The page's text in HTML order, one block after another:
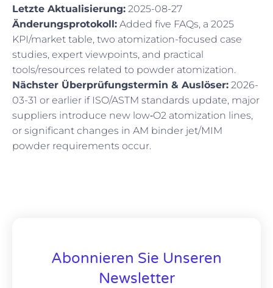
Letzte Aktualisierung: 2025-08-27
Änderungsprotokoll: Added five FAQs, a 2025
KPI/market table, two atomization-focused case
studies, expert viewpoints, and practical
tools/resources related to powder atomization.
Nächster Überprüfungstermin & Auslöser: 2026-
03-31 or earlier if ISO/ASTM standards update, major
suppliers introduce new low‑O2 atomization lines,
or significant changes in AM binder jet/MIM
powder requirements occur.
Abonnieren Sie Unseren
Newsletter